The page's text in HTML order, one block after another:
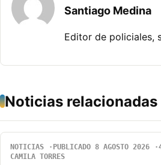
Santiago Medina
Editor de policiales,
Noticias relacionadas
NOTICIAS PUBLICADO 8 AGOSTO 2026
CAMILA TORRES